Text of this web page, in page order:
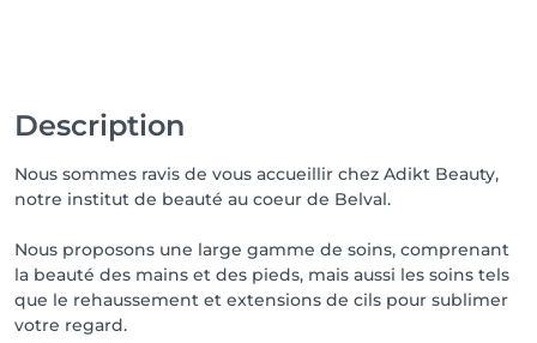
Description
Nous sommes ravis de vous accueillir chez Adikt Beauty,
notre institut de beauté au coeur de Belval.
Nous proposons une large gamme de soins, comprenant
la beauté des mains et des pieds, mais aussi les soins tels
que le rehaussement et extensions de cils pour sublimer
votre regard.